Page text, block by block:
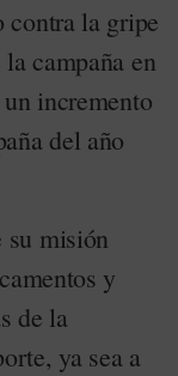
contra la gripe
campaña en
incremento
del año
su misión
y
de la
ya sea a